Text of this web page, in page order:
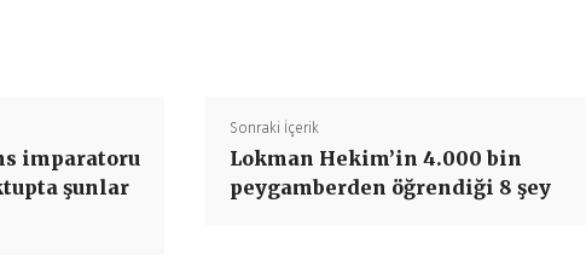
imparatoru
şunlar
Sonraki İçerik
Lokman Hekim’in 4.000 bin
peygamberden öğrendiği 8 şey